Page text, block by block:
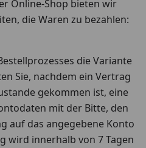
Online-Shop bieten wir
die Waren zu bezahlen:
die Variante
Sie, nachdem ein Vertrag
gekommen ist, eine
mit der Bitte, den
auf das angegebene Konto
wird innerhalb von 7 Tagen